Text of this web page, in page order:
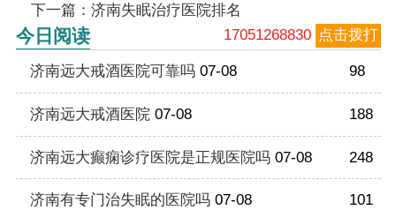
下一篇： 济南失眠治疗医院排名
17051268830 点击拨打
今日阅读
98
济南远大戒酒医院可靠吗 07-08
188
济南远大戒酒医院 07-08
248
济南远大癫痫诊疗医院是正规医院吗 07-08
101
济南有专门治失眠的医院吗 07-08